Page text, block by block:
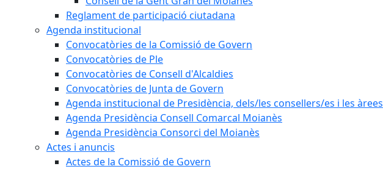
Reglament de participació ciutadana
Agenda institucional
Convocatòries de la Comissió de Govern
Convocatòries de Ple
Convocatòries de Consell d'Alcaldies
Convocatòries de Junta de Govern
Agenda institucional de Presidència, dels/les consellers/es i les àrees
Agenda Presidència Consell Comarcal Moianès
Agenda Presidència Consorci del Moianès
Actes i anuncis
Actes de la Comissió de Govern